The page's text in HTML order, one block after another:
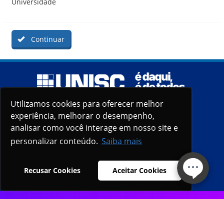
Utilizamos cookies para oferecer melhor
experiência, melhorar o desempenho,
analisar como você interage em nosso site e
personalizar conteúdo. Saiba mais
Recusar Cookies Aceitar Cookies
Utilizamos cookies para oferecer melhor
experiência, melhorar o desempenho,
analisar como você interage em nosso site e
personalizar conteúdo. Saiba mais
Recusar Cookies Aceitar Cookies
Continuar